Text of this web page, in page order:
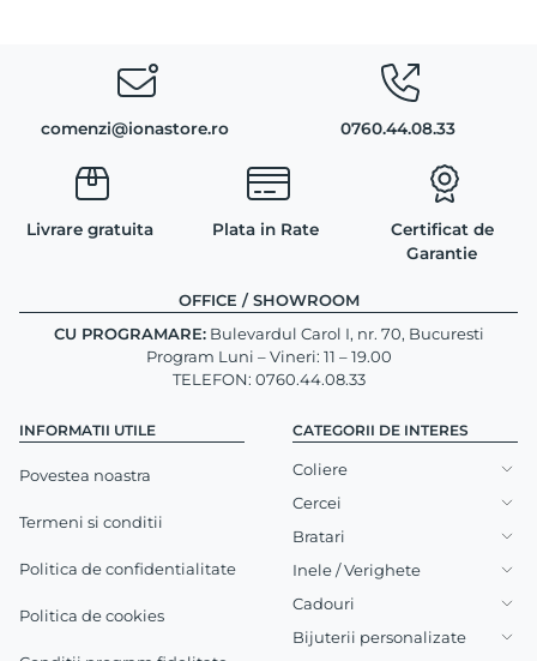
comenzi@ionastore.ro 0760.44.08.33
Livrare gratuita Plata in Rate
Certificat de
Garantie
INFORMATII UTILE
Povestea noastra
Termeni si conditii
Politica de confidentialitate
Politica de cookies
OFFICE / SHOWROOM
CU PROGRAMARE:Bulevardul Carol I, nr. 70, Bucuresti
Program Luni – Vineri: 11 – 19.00
TELEFON: 0760.44.08.33
CATEGORII DE INTERES
Coliere
Cercei
Bratari
Inele / Verighete
Cadouri
Bijuterii personalizate